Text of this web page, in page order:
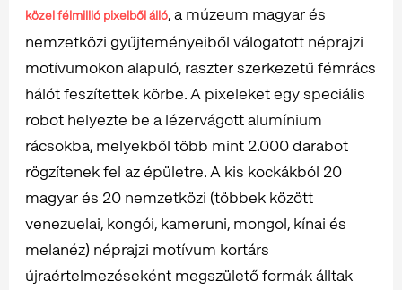
közel félmillió pixelből álló, a múzeum magyar és
nemzetközi gyűjteményeiből válogatott néprajzi
motívumokon alapuló, raszter szerkezetű fémrács
hálót feszítettek körbe. A pixeleket egy speciális
robot helyezte be a lézervágott alumínium
rácsokba, melyekből több mint 2.000 darabot
rögzítenek fel az épületre. A kis kockákból 20
magyar és 20 nemzetközi (többek között
venezuelai, kongói, kameruni, mongol, kínai és
melanéz) néprajzi motívum kortárs
újraértelmezéseként megszülető formák álltak